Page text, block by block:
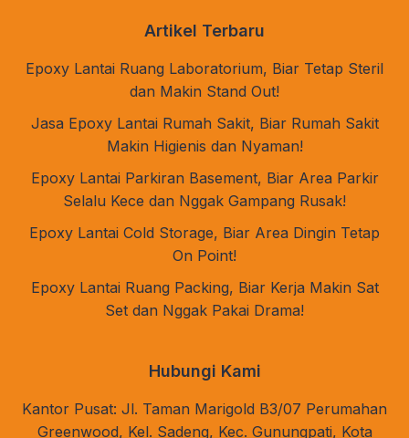
Artikel Terbaru
Epoxy Lantai Ruang Laboratorium, Biar Tetap Steril
dan Makin Stand Out!
Jasa Epoxy Lantai Rumah Sakit, Biar Rumah Sakit
Makin Higienis dan Nyaman!
Epoxy Lantai Parkiran Basement, Biar Area Parkir
Selalu Kece dan Nggak Gampang Rusak!
Epoxy Lantai Cold Storage, Biar Area Dingin Tetap
On Point!
Epoxy Lantai Ruang Packing, Biar Kerja Makin Sat
Set dan Nggak Pakai Drama!
Hubungi Kami
Kantor Pusat: Jl. Taman Marigold B3/07 Perumahan
Greenwood, Kel. Sadeng, Kec. Gunungpati, Kota